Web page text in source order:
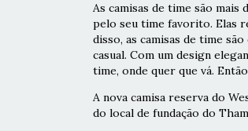
As camisas de time são mais
pelo seu time favorito. Elas
disso, as camisas de time
casual. Com um design
time, onde quer que vá.
A nova camisa reserva do
do local de fundação do